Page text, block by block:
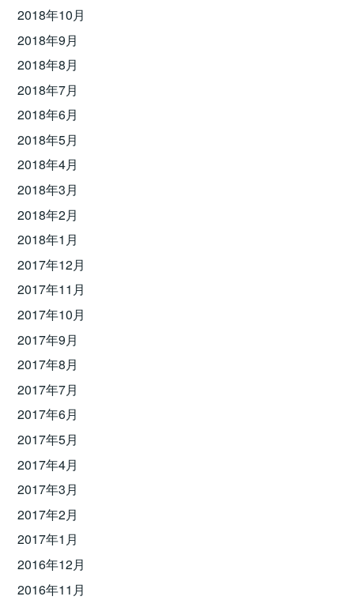
2018年10月
2018年9月
2018年8月
2018年7月
2018年6月
2018年5月
2018年4月
2018年3月
2018年2月
2018年1月
2017年12月
2017年11月
2017年10月
2017年9月
2017年8月
2017年7月
2017年6月
2017年5月
2017年4月
2017年3月
2017年2月
2017年1月
2016年12月
2016年11月